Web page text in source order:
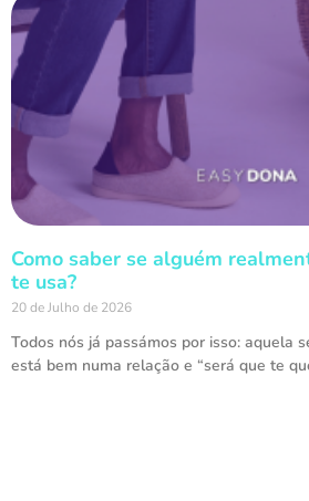
Como saber se alguém
te usa?
20 de Julho de 2026
Todos nós já passámos por isso: aquela
está bem numa relação e “será que te